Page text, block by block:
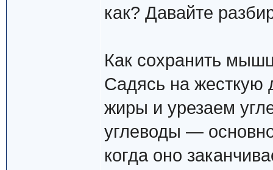
как? Давайте
Как сохранить
Садясь на жесткую
жиры и урезаем
углеводы —
когда оно